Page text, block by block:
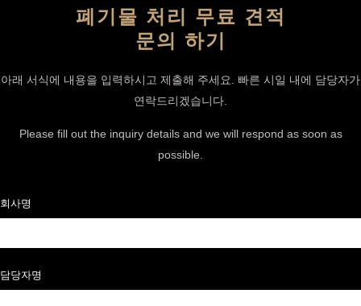
폐기물 처리 무료 견적
문의 하기
아래 서식에 내용을 입력하시고 제출해 주세요. 빠른 시일 내에 담당자가
연락드리겠습니다.
Please fill out the inquiry details and we will respond as soon as
possible.
회사명
담당자명